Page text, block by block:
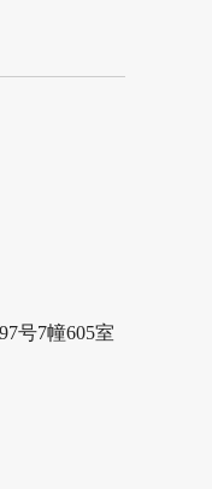
号7幢605室